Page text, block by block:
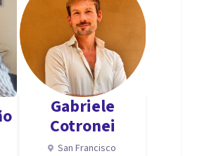
y luego en consulta
Gabriele
Cotronei
San Francisco